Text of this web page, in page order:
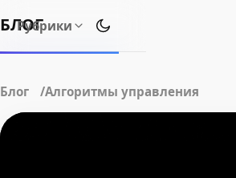
БЛОГ
Рубрики Переключить тему
Блог Алгоритмы управления